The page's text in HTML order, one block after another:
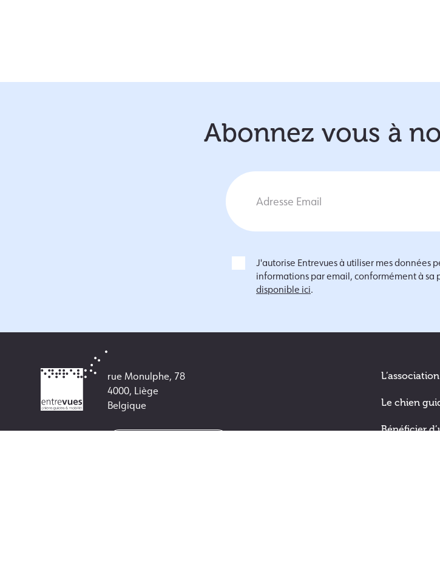
Abonnez vous à
J'autorise Entrevues à utiliser mes données
informations par email, conformément à
disponible ici.
rue Monulphe, 78
4000, Liège
Belgique
L’association
Le chien
Bénéficier